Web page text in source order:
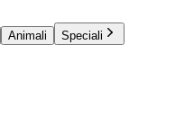
Animali
Speciali